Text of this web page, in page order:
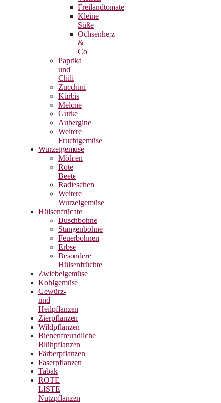
Freilandtomate
Kleine
Süße
Ochsenherz
&
Co
Paprika
und
Chili
Zucchini
Kürbis
Melone
Gurke
Aubergine
Weitere
Fruchtgemüse
Wurzelgemüse
Möhren
Rote
Beete
Radieschen
Weitere
Wurzelgemüse
Hülsenfrüchte
Buschbohne
Stangenbohne
Feuerbohnen
Erbse
Besondere
Hülsenfrüchte
Zwiebelgemüse
Kohlgemüse
Gewürz-
und
Heilpflanzen
Zierpflanzen
Wildpflanzen
Bienenfreundliche
Blühpflanzen
Färberpflanzen
Faserpflanzen
Tabak
ROTE
LISTE
Nutzpflanzen